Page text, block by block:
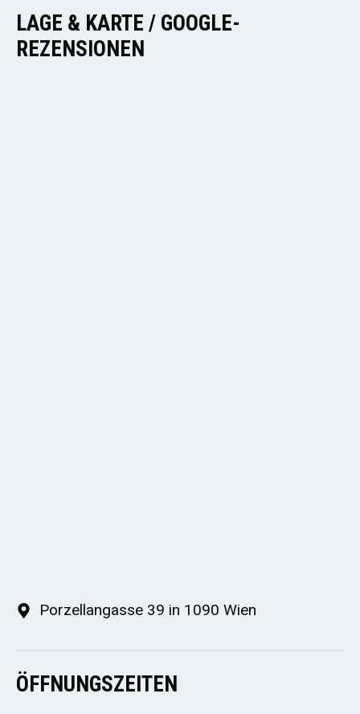
LAGE & KARTE / GOOGLE-
REZENSIONEN
Porzellangasse 39 in 1090 Wien
ÖFFNUNGSZEITEN